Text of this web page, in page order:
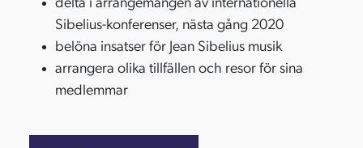
delta i arrangemangen av internationella
Sibelius-konferenser, nästa gång 2020
belöna insatser för Jean Sibelius musik
arrangera olika tillfällen och resor för sina
medlemmar